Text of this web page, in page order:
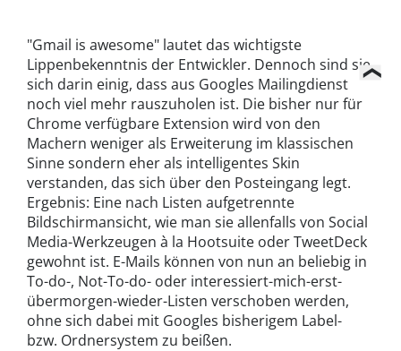
"Gmail is awesome" lautet das wichtigste
Lippenbekenntnis der Entwickler. Dennoch sind sie
sich darin einig, dass aus Googles Mailingdienst
noch viel mehr rauszuholen ist. Die bisher nur für
Chrome verfügbare Extension wird von den
Machern weniger als Erweiterung im klassischen
Sinne sondern eher als intelligentes Skin
verstanden, das sich über den Posteingang legt.
Ergebnis: Eine nach Listen aufgetrennte
Bildschirmansicht, wie man sie allenfalls von Social
Media-Werkzeugen à la Hootsuite oder TweetDeck
gewohnt ist. E-Mails können von nun an beliebig in
To-do-, Not-To-do- oder interessiert-mich-erst-
übermorgen-wieder-Listen verschoben werden,
ohne sich dabei mit Googles bisherigem Label-
bzw. Ordnersystem zu beißen.